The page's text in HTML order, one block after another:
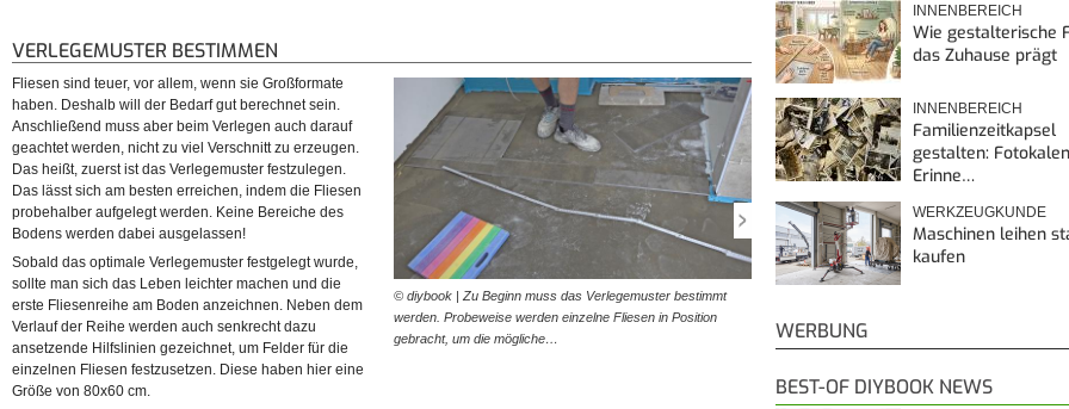
VERLEGEMUSTER BESTIMMEN
© diybook | Zu Beginn muss das Verlegemuster bestimmt
werden. Probeweise werden einzelne Fliesen in Position
gebracht, um die mögliche…
davon, wie wir unsere…
Fliesen sind teuer, vor allem, wenn sie Großformate
haben. Deshalb will der Bedarf gut berechnet sein.
Anschließend muss aber beim Verlegen auch darauf
geachtet werden, nicht zu viel Verschnitt zu erzeugen.
Das heißt, zuerst ist das Verlegemuster festzulegen.
Das lässt sich am besten erreichen, indem die Fliesen
probehalber aufgelegt werden. Keine Bereiche des
Bodens werden dabei ausgelassen!
Sobald das optimale Verlegemuster festgelegt wurde,
sollte man sich das Leben leichter machen und die
erste Fliesenreihe am Boden anzeichnen. Neben dem
Verlauf der Reihe werden auch senkrecht dazu
ansetzende Hilfslinien gezeichnet, um Felder für die
einzelnen Fliesen festzusetzen. Diese haben hier eine
Größe von 80x60 cm.
INNENBEREICH
Wie gestalterische
das Zuhause prägt
INNENBEREICH
Familienzeitkapsel
gestalten:
Erinne…
WERKZEUGKUNDE
Maschinen leihen
kaufen
WERBUNG
BEST-OF DIYBOOK NEWS